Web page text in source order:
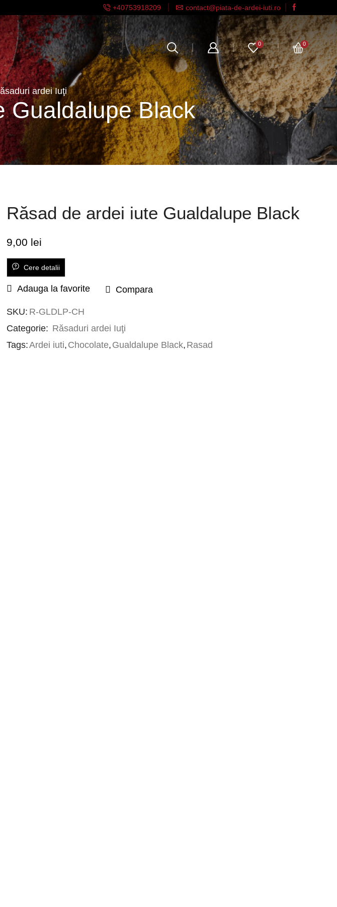
+40753918209 contact@piata-de-ardei-iuti.ro
0 0
ardei Iuţi
Gualdalupe Black
Răsad de ardei iute Gualdalupe Black
9,00 lei
Cere detalii
Adauga la favorite Compara
SKU: R-GLDLP-CH
Categorie: Răsaduri ardei Iuţi
Tags:Ardei iuti, Chocolate, Gualdalupe Black, Rasad